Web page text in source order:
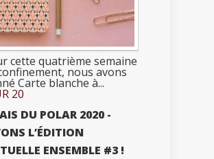
cette quatrième semaine
nous avons
Carte blanche à...
20
DU POLAR 2020 -
L’ÉDITION
ENSEMBLE #3 !